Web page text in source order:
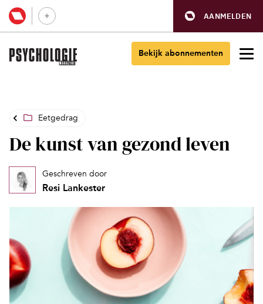
AANMELDEN
Bekijk abonnementen
Eetgedrag
De kunst van gezond leven
Geschreven door
Resi Lankester